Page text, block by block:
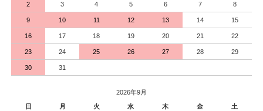
2 3 4 5 6 7 8
9 10 11 12 13 14 15
16 17 18 19 20 21 22
23 24 25 26 27 28 29
30 31
2026年9月
日
月 火 水 木 金 土